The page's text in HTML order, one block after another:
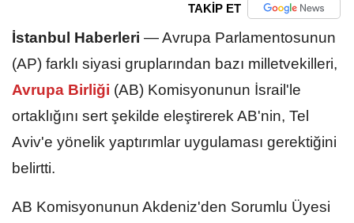
TAKİP ET
İstanbul Haberleri —Avrupa Parlamentosunun
(AP) farklı siyasi gruplarından bazı milletvekilleri,
Avrupa Birliği (AB) Komisyonunun İsrail'le
ortaklığını sert şekilde eleştirerek AB'nin, Tel
Aviv'e yönelik yaptırımlar uygulaması gerektiğini
belirtti.
AB Komisyonunun Akdeniz'den Sorumlu Üyesi